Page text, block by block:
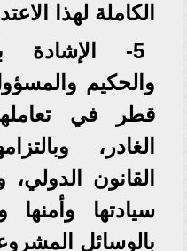
الكاملة لهذا
5- الإشادة
والحكيم
قطر في
الغادر،
القانون
سيادتها
بالوسائل